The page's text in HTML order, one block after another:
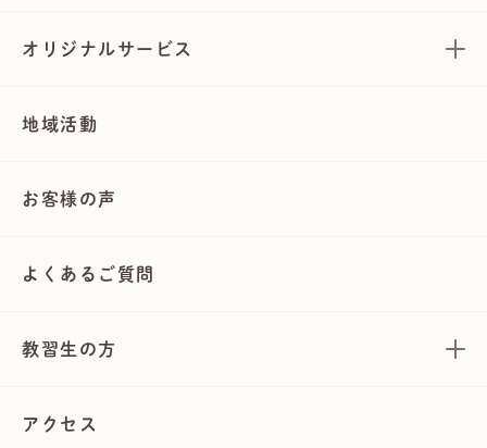
オリジナルサービス
地域活動
お客様の声
よくあるご質問
教習生の方
アクセス